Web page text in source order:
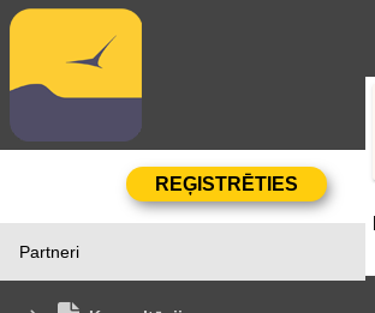
Partneri